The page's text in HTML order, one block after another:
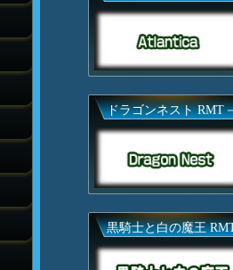
ドラゴンネスト RMT
黒騎士と白の魔王